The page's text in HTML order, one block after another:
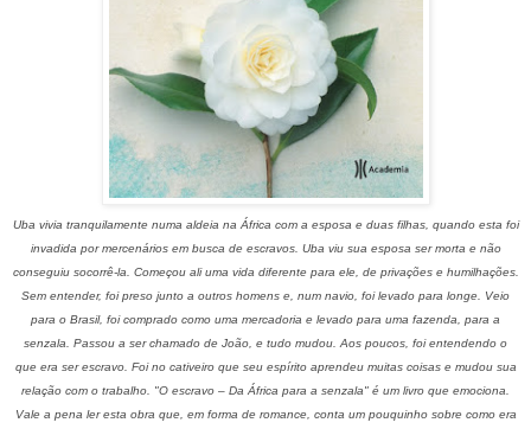
Uba vivia tranquilamente numa aldeia na África com a esposa e duas filhas, quando esta foi
invadida por mercenários em busca de escravos. Uba viu sua esposa ser morta e não
conseguiu socorrê-la. Começou ali uma vida diferente para ele, de privações e humilhações.
Sem entender, foi preso junto a outros homens e, num navio, foi levado para longe. Veio
para o Brasil, foi comprado como uma mercadoria e levado para uma fazenda, para a
senzala. Passou a ser chamado de João, e tudo mudou. Aos poucos, foi entendendo o
que era ser escravo. Foi no cativeiro que seu espírito aprendeu muitas coisas e mudou sua
relação com o trabalho. "O escravo – Da África para a senzala" é um livro que emociona.
Vale a pena ler esta obra que, em forma de romance, conta um pouquinho sobre como era